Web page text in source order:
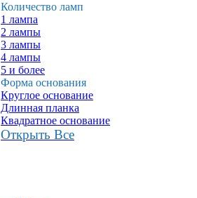
Количество ламп
1 лампа
2 лампы
3 лампы
4 лампы
5 и более
Форма основания
Круглое основание
Длинная планка
Квадратное основание
Открыть Все